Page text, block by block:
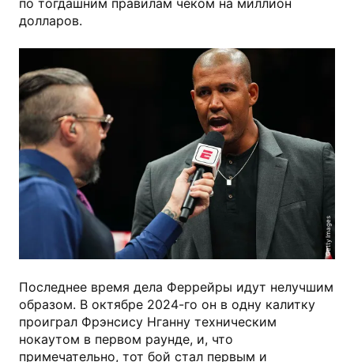
по тогдашним правилам чеком на миллион
долларов.
Getty Images
Последнее время дела Феррейры идут нелучшим
образом. В октябре 2024-го он в одну калитку
проиграл Фрэнсису Нганну техническим
нокаутом в первом раунде, и, что
примечательно, тот бой стал первым и